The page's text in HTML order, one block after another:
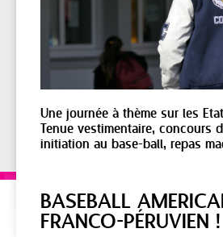
Une journée à thème sur les
Tenue vestimentaire, concours
initiation au base-ball, repas
BASEBALL
FRANCO-PÉRUVIEN !